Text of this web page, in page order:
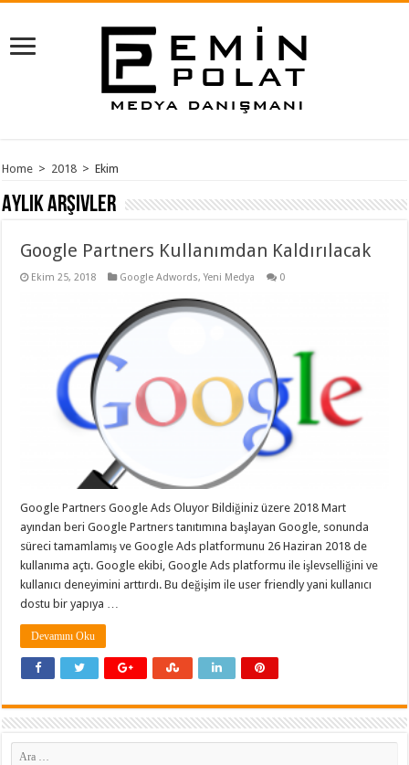
Home > 2018 > Ekim
Aylık Arşivler
Google Partners Kullanımdan Kaldırılacak
Ekim 25, 2018 Google Adwords,Yeni Medya 0
Google Partners Google Ads Oluyor Bildiğiniz üzere 2018 Mart
ayından beri Google Partners tanıtımına başlayan Google, sonunda
süreci tamamlamış ve Google Ads platformunu 26 Haziran 2018 de
kullanıma açtı. Google ekibi, Google Ads platformu ile işlevselliğini ve
kullanıcı deneyimini arttırdı. Bu değişim ile user friendly yani kullanıcı
dostu bir yapıya …
Devamını Oku